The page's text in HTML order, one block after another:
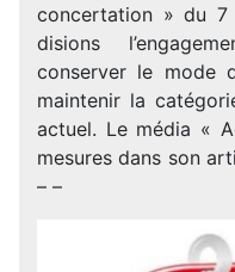
concertation » du 7
disions
conserver le mode
maintenir la
actuel. Le média «
mesures dans son
– –